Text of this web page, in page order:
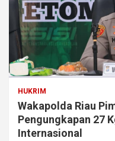
HUKRIM
Wakapolda Riau
Pengungkapan 27
Internasional